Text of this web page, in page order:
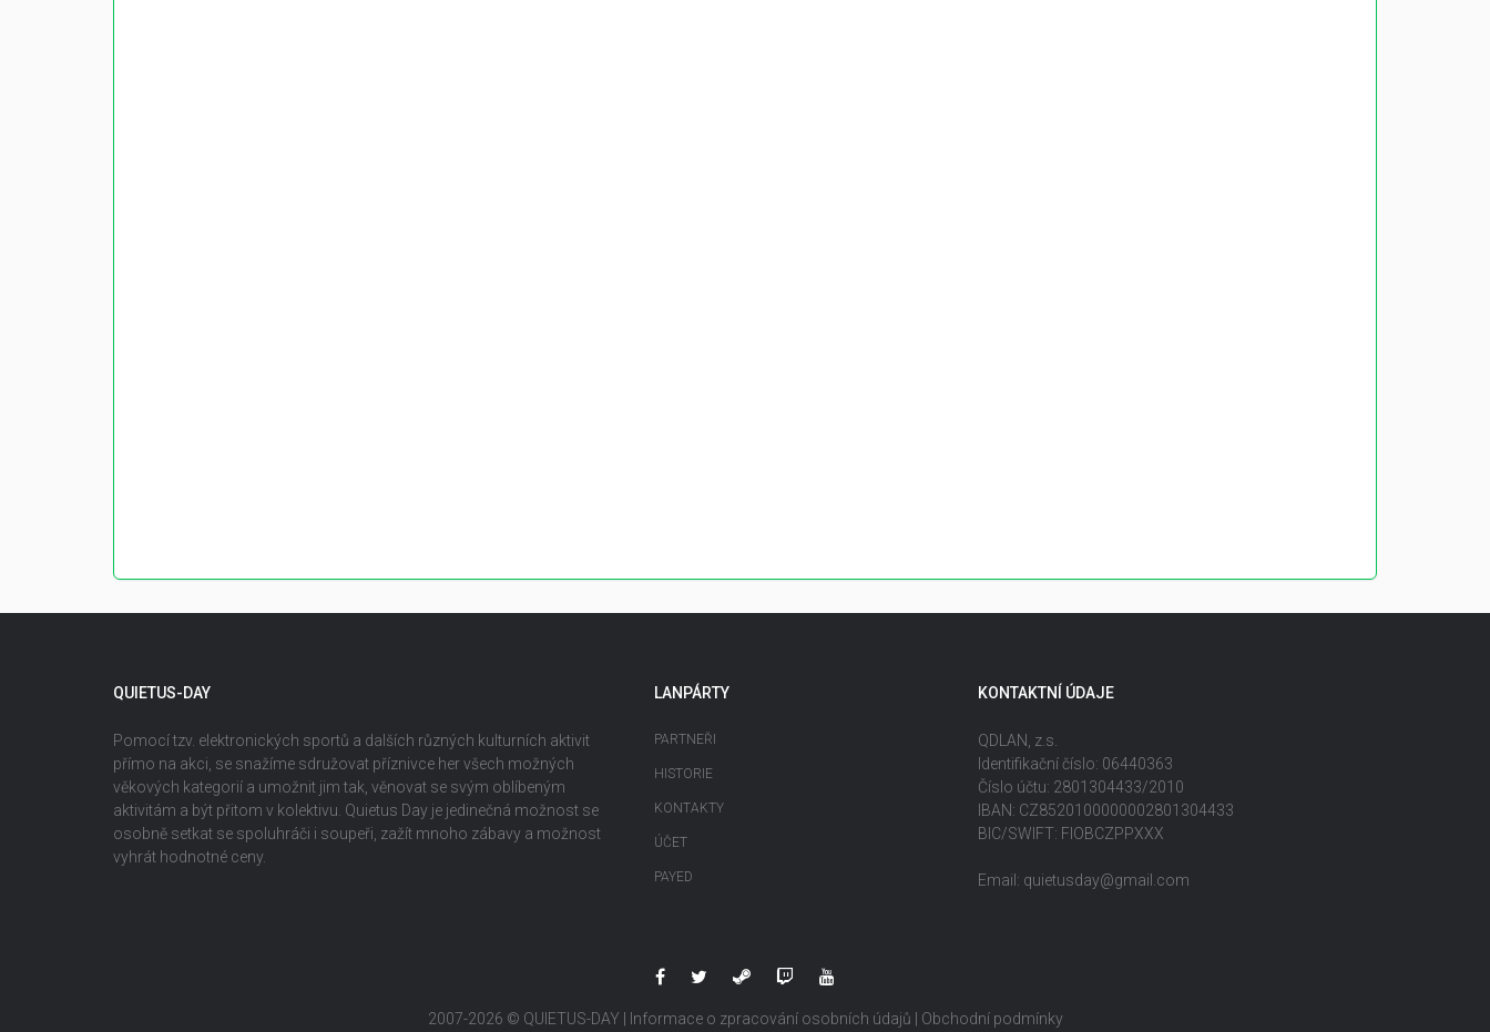
QUIETUS-DAY
Pomocí tzv. elektronických sportů a dalších různých kulturních aktivit
přímo na akci, se snažíme sdružovat příznivce her všech možných
věkových kategorií a umožnit jim tak, věnovat se svým oblíbeným
aktivitám a být přitom v kolektivu. Quietus Day je jedinečná možnost se
osobně setkat se spoluhráči i soupeři, zažít mnoho zábavy a možnost
vyhrát hodnotné ceny.
LANPÁRTY
PARTNEŘI
HISTORIE
KONTAKTY
ÚČET
PAYED
KONTAKTNÍ ÚDAJE
QDLAN, z.s.
Identifikační číslo: 06440363
Číslo účtu: 2801304433/2010
IBAN: CZ8520100000002801304433
BIC/SWIFT: FIOBCZPPXXX
Email: quietusday@gmail.com
2007-2026 © QUIETUS-DAY | Informace o zpracování osobních údajů Obchodní podmínky